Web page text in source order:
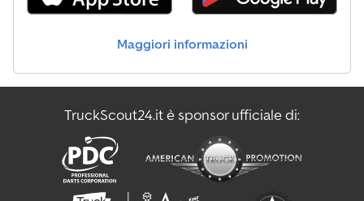
Maggiori informazioni
TruckScout24.it è sponsor ufficiale di: